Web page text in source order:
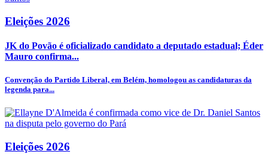
Eleições 2026
JK do Povão é oficializado candidato a deputado estadual; Éder
Mauro confirma...
Convenção do Partido Liberal, em Belém, homologou as candidaturas da
legenda para...
Eleições 2026